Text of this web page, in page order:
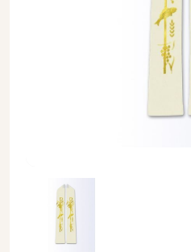
Stuła ecru z motywem